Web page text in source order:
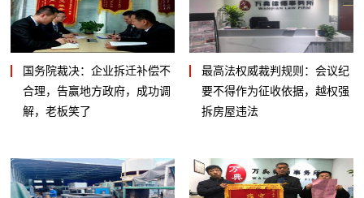
国务院裁决：企业拆迁补偿不
合理，告赢地方政府，成功调
解，老板笑了
最高法权威裁判规则：会议纪
要不得作为征收依据，越权强
拆房屋违法